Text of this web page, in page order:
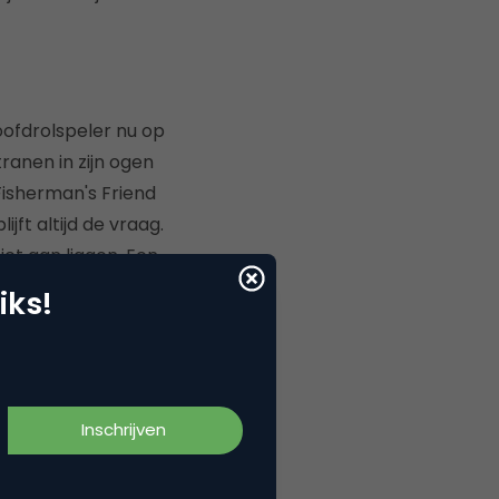
nu op
in zijn ogen
Friend
altijd de vraag.
aan liggen. Een
zullen het
krijgt